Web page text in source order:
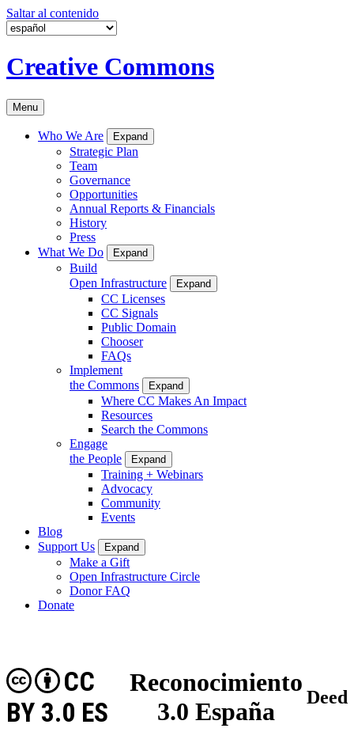
Saltar al contenido
Creative Commons
Menu
Who We Are Expand
Strategic Plan
Team
Governance
Opportunities
Annual Reports & Financials
History
Press
What We Do
Expand
Build
Open Infrastructure
Expand
CC Licenses
CC Signals
Public Domain
Chooser
FAQs
Implement
the Commons
Expand
Where CC Makes An Impact
Resources
Search the Commons
Engage
the People
Expand
Training + Webinars
Advocacy
Community
Events
Blog
Support Us
Expand
Make a Gift
Open Infrastructure Circle
Donor FAQ
Donate
Reconocimiento
3.0 España
CC
BY 3.0 ES
Deed